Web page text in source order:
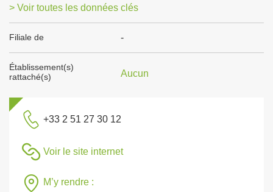
> Voir toutes les données clés
Filiale de -
Établissement(s)
rattaché(s)
Aucun
+33 2 51 27 30 12
Voir le site internet
M’y rendre :